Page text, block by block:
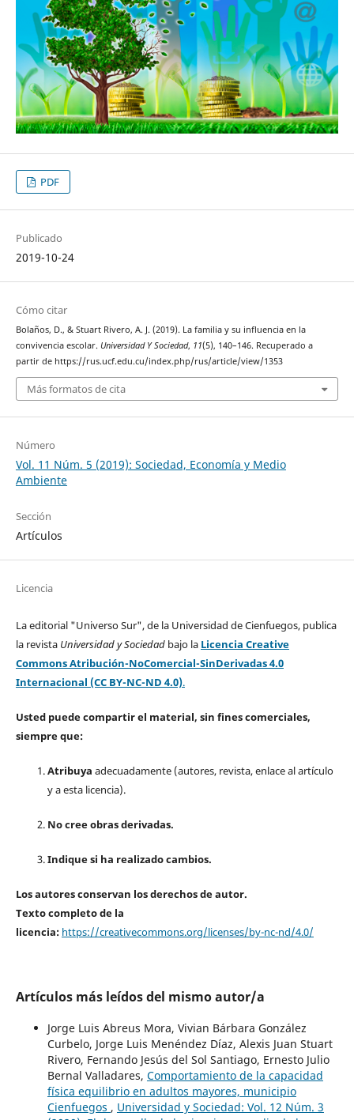
PDF
Publicado
2019-10-24
Cómo citar
Bolaños, D., & Stuart Rivero, A. J. (2019). La familia y su influencia en la
convivencia escolar. Universidad Y Sociedad, 11(5), 140–146. Recuperado a
partir de https://rus.ucf.edu.cu/index.php/rus/article/view/1353
Más formatos de cita
Número
Vol. 11 Núm. 5 (2019): Sociedad, Economía y Medio
Ambiente
Sección
Artículos
Licencia
La editorial "Universo Sur", de la Universidad de Cienfuegos, publica
la revista Universidad y Sociedad bajo la Licencia Creative
Commons Atribución-NoComercial-SinDerivadas 4.0
Internacional (CC BY-NC-ND 4.0).
Usted puede compartir el material, sin fines comerciales,
siempre que:
Atribuya adecuadamente (autores, revista, enlace al artículo
y a esta licencia).
No cree obras derivadas.
Indique si ha realizado cambios.
Los autores conservan los derechos de autor.
Texto completo de la
licencia: https://creativecommons.org/licenses/by-nc-nd/4.0/
Artículos más leídos del mismo autor/a
Jorge Luis Abreus Mora, Vivian Bárbara González
Curbelo, Jorge Luis Menéndez Díaz, Alexis Juan Stuart
Rivero, Fernando Jesús del Sol Santiago, Ernesto Julio
Bernal Valladares, Comportamiento de la capacidad
física equilibrio en adultos mayores, municipio
Cienfuegos , Universidad y Sociedad: Vol. 12 Núm. 3